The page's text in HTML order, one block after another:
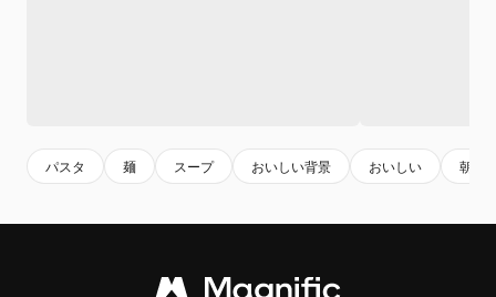
パスタ 麺 スープ おいしい背景 おいしい 朝ご